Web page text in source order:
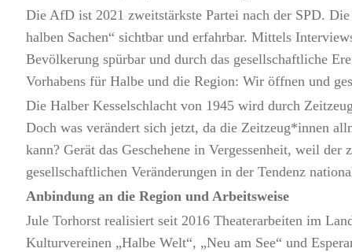
Die AfD ist 2021 zweitstärkste Partei nach der SPD.
halben Sachen“ sichtbar und erfahrbar. Mittels
Bevölkerung spürbar und durch das gesellschaftliche
Vorhabens für Halbe und die Region: Wir öffnen und
Die Halber Kesselschlacht von 1945 wird durch
Doch was verändert sich jetzt, da die Zeitzeug*innen
kann? Gerät das Geschehene in Vergessenheit, weil
gesellschaftlichen Veränderungen in der Tendenz
Anbindung an die Region und Arbeitsweise
Jule Torhorst realisiert seit 2016 Theaterarbeiten im
Kulturvereinen „Halbe Welt“, „Neu am See“ und